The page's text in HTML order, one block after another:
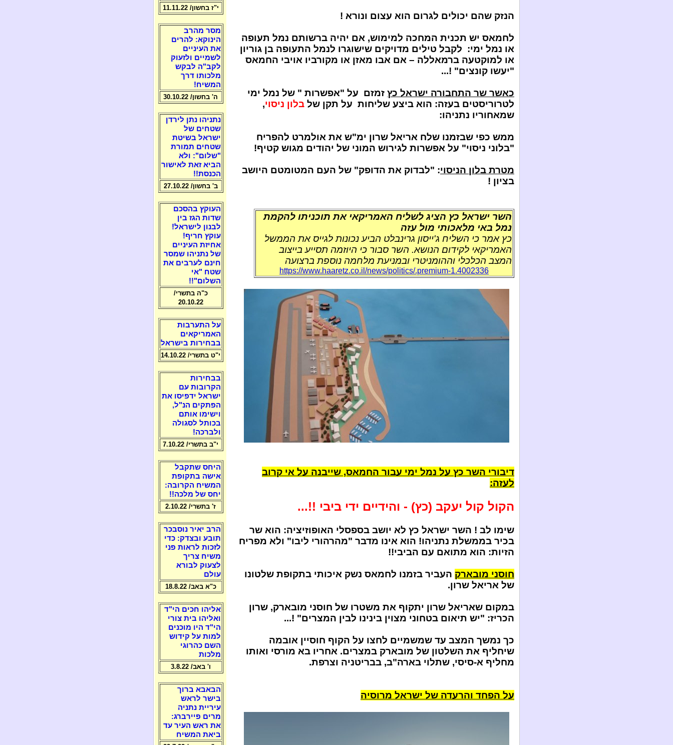
הנזק שהם יכולים לגרום הוא עצום ונורא !
לחמאס יש תכנית המחכה למימוש, אם יהיה ברשותם נמל תעופה
או נמל ימי: לקבל טילים מדויקים שישוגרו לנמל התעופה בן גוריון
או למוקטעה ברמאללה – אם אבו מאזן או מקורביו אויבי החמאס
"יעשו קונצים" !...
כאשר שר התחבורה ישראל כץ זמזם על "אפשרות " של נמל ימי
לטרוריסטים בעזה: הוא ביצע שליחות על תקן של בלון ניסוי,
שמאחוריו נתניהו:
ממש כפי שבזמנו שלח אריאל שרון ימ"ש את אולמרט להפריח
"בלוני ניסוי" על אפשרות לגירוש המוני של יהודים מגוש קטיף!
מטרת בלון הניסוי: "לבדוק את הדופק" של העם המטומטם היושב
בציון !
השר ישראל כץ הציג לשליח האמריקאי את תוכניתו להקמת
נמל באי מלאכותי מול עזה
כץ אמר כי השליח ג'ייסון גרינבלט הביע נכונות לגייס את הממשל
האמריקאי לקידום הנושא. השר סבור כי היוזמה תסייע בייצוב
המצב הכלכלי וההומניטרי ובמניעת מלחמה נוספת ברצועה
https://www.haaretz.co.il/news/politics/.premium-1.4002336
דיבורי השר כץ על נמל ימי עבור החמאס, שייבנה על אי קרוב
לעזה:
הקול קול יעקב (כץ) - והידיים ידי ביבי !!...
שימו לב ! השר ישראל כץ לא יושב בספסלי האופוזיציה: הוא שר
בכיר בממשלת נתניהו! הוא אינו מדבר "מהרהורי ליבו" ולא מפריח
הזיות: הוא מתואם עם הביבי!!
חוסני מובארק העביר בזמנו לחמאס נשק איכותי בתקופת שלטונו
של אריאל שרון.
במקום שאריאל שרון יתקוף את משטרו של חוסני מובארק, שרון
הכריז: "יש תיאום בטחוני מצוין בינינו לבין המצרים" !...
כך נמשך המצב עד שמשמיים לחצו על הקוף חוסיין אובמה
שיחליף את השלטון של מובארק במצרים. אחריו בא מורסי ואותו
מחליף א-סיסי, שתלוי בארה"ב, בבריטניה וצרפת.
על הפחד והרעדה של ישראל מרוסיה
י"ז בחשון/ 11.11.22
מסר מהרב
הינוקא: להרים
את העיניים
לשמיים ולזעוק
לקב"ה לבקש
מלכותו דרך
המשיח!
ה' בחשון/ 30.10.22
נתניהו נתן לירדן
שטחים של
ישראל בשיטת
שטחים תמורת
"שלום": ולא
הביא זאת לאישור
הכנסת!!
ב' בחשון/ 27.10.22
העוקץ בהסכם
שדות הגז בין
לבנון לישראל!
עוקץ חריף!
אחיזת העיניים
של נתניהו שמסר
חינם לערבים את
שטח "אי
השלום"!!
כ"ה בתשרי/
20.10.22
על התערבות
האמריקאים
בבחירות בישראל
י"ט בתשרי/ 14.10.22
בבחירות
הקרובות עם
ישראל ידפיסו את
הפתקים הנ"ל,
וישימו אותם
בכותל לסגולה
ולברכה!
י"ב בתשרי/ 7.10.22
היחס שתקבל
אישה בתקופת
המשיח הקרובה:
יחס של מלכה!!
ז' בתשרי/ 2.10.22
הרב יאיר נוסבכר
תובע ובצדק: כדי
לזכות לראות פני
משיח צריך
לצעוק לבורא
עולם
כ"א באב/ 18.8.22
אליהו חכים הי"ד
ואליהו בית צורי
הי"ד היו מוכנים
למות על קידוש
השם כהרוגי
מלכות
ו' באב/ 3.8.22
הבאבא ברוך
בישר לראש
עיריית נתניה
מרים פיירברג:
את ראש העיר עד
ביאת המשיח